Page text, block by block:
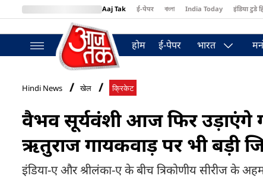
Aaj Tak ई-पेपर বাংলা India Today इंडिया टुडे
BT Bazaar
होम ई-पेपर भारत
Hindi News खेल क्रिकेट
वैभव सूर्यवंशी आज फिर उड़ाएंगे
ऋतुराज गायकवाड़ पर भी बड़ी
इंडिया-ए और श्रीलंका-ए के बीच त्रिकोणीय सीरीज के